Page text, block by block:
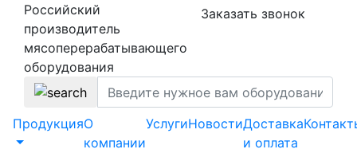
Российский
производитель
мясоперерабатывающего
оборудования
Заказать звонок
ПродукцияО
компании
УслугиНовостиДоставка
и оплата